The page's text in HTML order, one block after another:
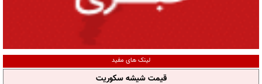
لینک های مفید
قیمت شیشه سکوریت